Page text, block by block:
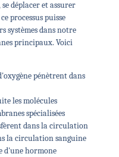
déplacer et assurer
processus puisse
systèmes dans notre
principaux. Voici
pénètrent dans
les molécules
spécialisées
dans la circulation
la circulation sanguine
d'une hormone